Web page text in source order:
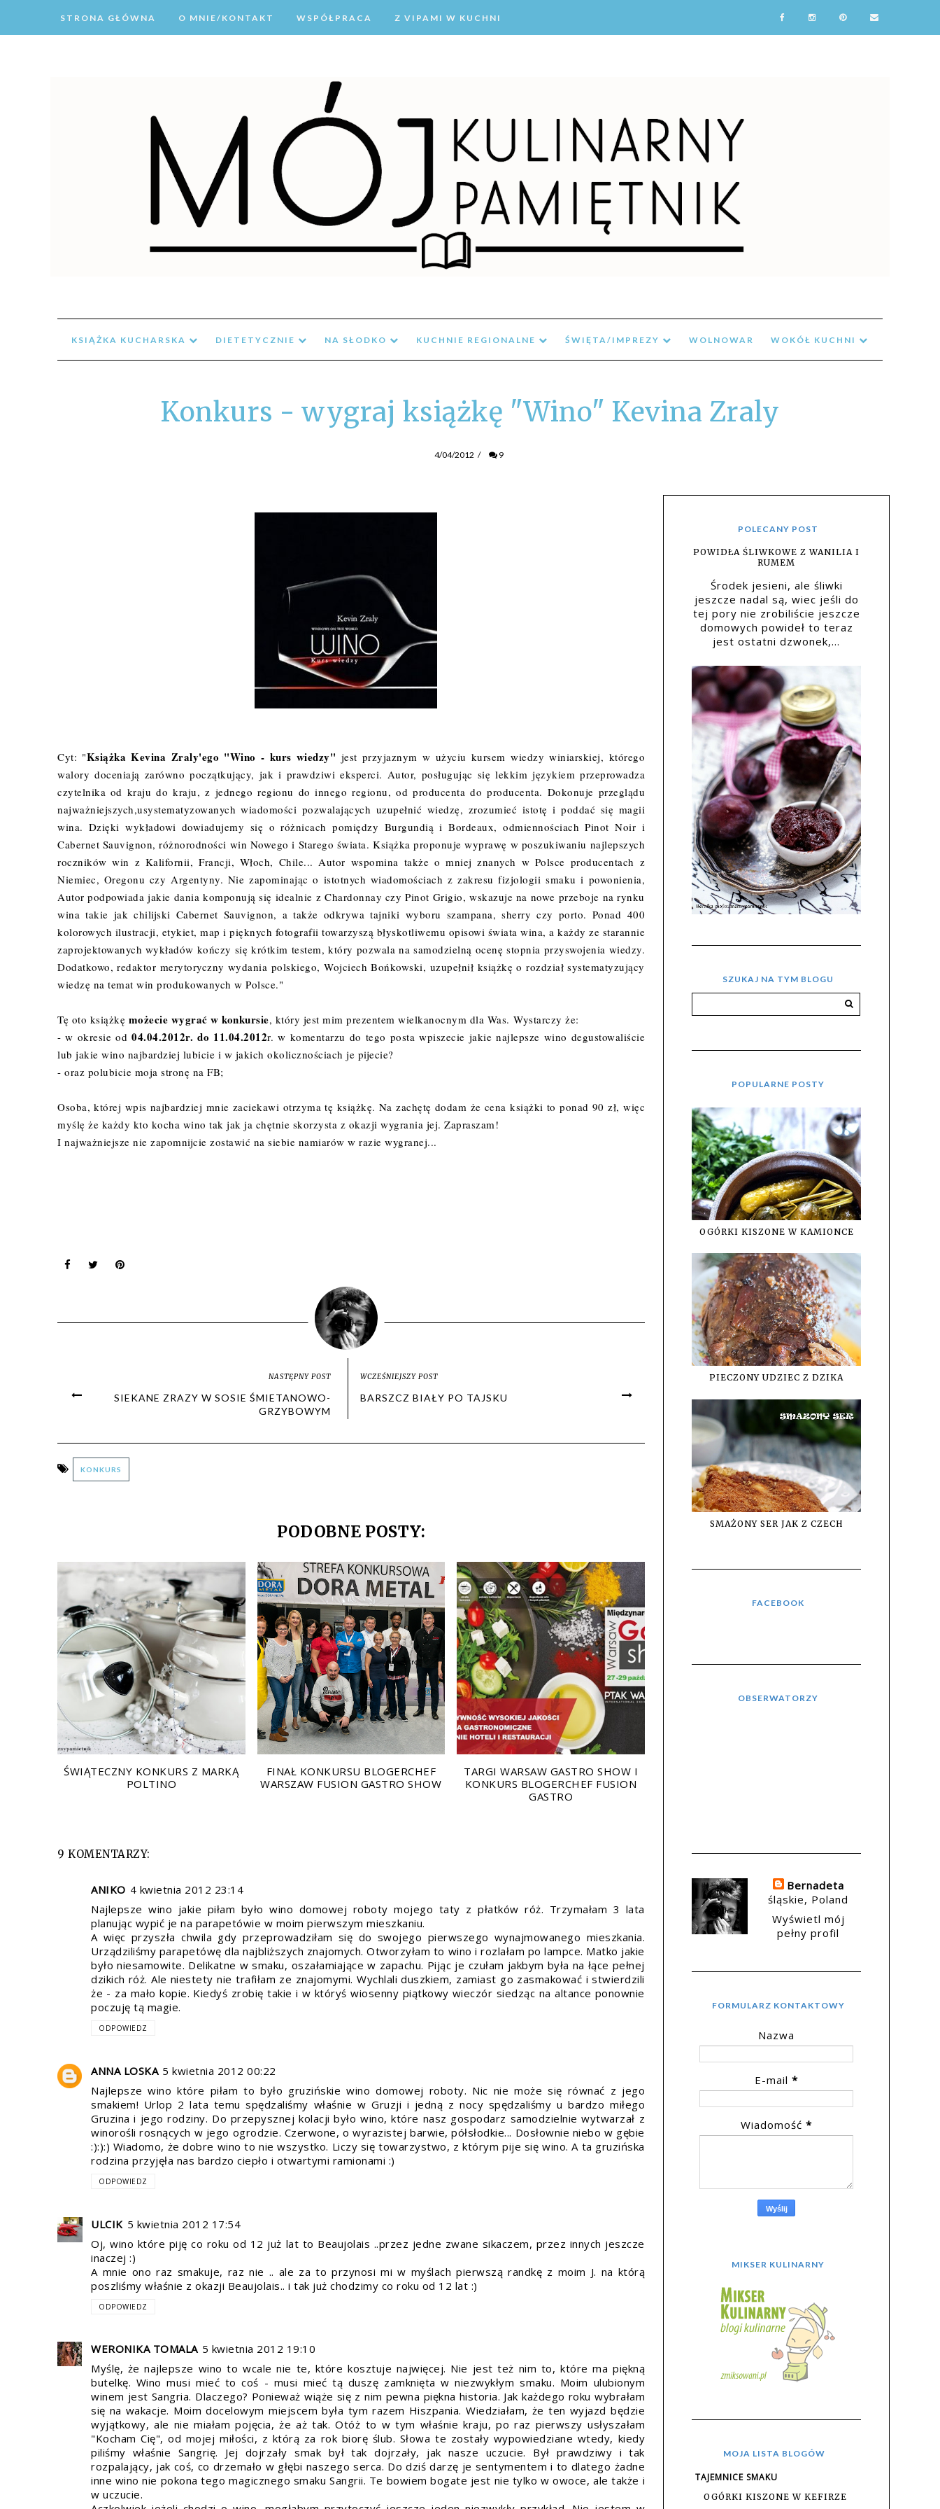
STRONA GŁÓWNA O MNIE/KONTAKT WSPÓŁPRACA Z VIPAMI W KUCHNI
KSIĄŻKA KUCHARSKA DIETETYCZNIE NA SŁODKO KUCHNIE REGIONALNE ŚWIĘTA/IMPREZY WOLNOWAR WOKÓŁ KUCHNI
Konkurs - wygraj książkę "Wino" Kevina Zraly
4/04/2012 / 9
Cyt: "Książka Kevina Zraly'ego "Wino - kurs wiedzy" jest przyjaznym w użyciu kursem wiedzy winiarskiej, którego
walory doceniają zarówno początkujący, jak i prawdziwi eksperci. Autor, posługując się lekkim językiem przeprowadza
czytelnika od kraju do kraju, z jednego regionu do innego regionu, od producenta do producenta. Dokonuje przeglądu
najważniejszych,usystematyzowanych wiadomości pozwalających uzupełnić wiedzę, zrozumieć istotę i poddać się magii
wina. Dzięki wykładowi dowiadujemy się o różnicach pomiędzy Burgundią i Bordeaux, odmiennościach Pinot Noir i
Cabernet Sauvignon, różnorodności win Nowego i Starego świata. Książka proponuje wyprawę w poszukiwaniu najlepszych
roczników win z Kalifornii, Francji, Włoch, Chile... Autor wspomina także o mniej znanych w Polsce producentach z
Niemiec, Oregonu czy Argentyny. Nie zapominając o istotnych wiadomościach z zakresu fizjologii smaku i powonienia,
Autor podpowiada jakie dania komponują się idealnie z Chardonnay czy Pinot Grigio, wskazuje na nowe przeboje na rynku
wina takie jak chilijski Cabernet Sauvignon, a także odkrywa tajniki wyboru szampana, sherry czy porto. Ponad 400
kolorowych ilustracji, etykiet, map i pięknych fotografii towarzyszą błyskotliwemu opisowi świata wina, a każdy ze starannie
zaprojektowanych wykładów kończy się krótkim testem, który pozwala na samodzielną ocenę stopnia przyswojenia wiedzy.
Dodatkowo, redaktor merytoryczny wydania polskiego, Wojciech Bońkowski, uzupełnił książkę o rozdział systematyzujący
wiedzę na temat win produkowanych w Polsce."
Tę oto książkę możecie wygrać w konkursie, który jest mim prezentem wielkanocnym dla Was. Wystarczy że:
- w okresie od04.04.2012r. do 11.04.2012r. w komentarzu do tego posta wpiszecie jakie najlepsze wino degustowaliście
lub jakie wino najbardziej lubicie i w jakich okolicznościach je pijecie?
- oraz polubicie moja stronę na FB;
Osoba, której wpis najbardziej mnie zaciekawi otrzyma tę książkę. Na zachętę dodam że cena książki to ponad 90 zł, więc
myślę że każdy kto kocha wino tak jak ja chętnie skorzysta z okazji wygrania jej. Zapraszam!
I najważniejsze nie zapomnijcie zostawić na siebie namiarów w razie wygranej...
NASTĘPNY POST
SIEKANE ZRAZY W SOSIE ŚMIETANOWO-
GRZYBOWYM
WCZEŚNIEJSZY POST
BARSZCZ BIAŁY PO TAJSKU
KONKURS
PODOBNE POSTY:
ŚWIĄTECZNY KONKURS Z MARKĄ
POLTINO
FINAŁ KONKURSU BLOGERCHEF
WARSZAW FUSION GASTRO SHOW
TARGI WARSAW GASTRO SHOW I
KONKURS BLOGERCHEF FUSION
GASTRO
9 KOMENTARZY:
ANIKO 4 kwietnia 2012 23:14
Najlepsze wino jakie piłam było wino domowej roboty mojego taty z płatków róż. Trzymałam 3 lata
planując wypić je na parapetówie w moim pierwszym mieszkaniu.
A więc przyszła chwila gdy przeprowadziłam się do swojego pierwszego wynajmowanego mieszkania.
Urządziliśmy parapetówę dla najbliższych znajomych. Otworzyłam to wino i rozlałam po lampce. Matko jakie
było niesamowite. Delikatne w smaku, oszałamiające w zapachu. Pijąc je czułam jakbym była na łące pełnej
dzikich róż. Ale niestety nie trafiłam ze znajomymi. Wychlali duszkiem, zamiast go zasmakować i stwierdzili
że - za mało kopie. Kiedyś zrobię takie i w któryś wiosenny piątkowy wieczór siedząc na altance ponownie
poczuję tą magie.
ODPOWIEDZ
ANNA LOSKA 5 kwietnia 2012 00:22
Najlepsze wino które piłam to było gruzińskie wino domowej roboty. Nic nie może się równać z jego
smakiem! Urlop 2 lata temu spędzaliśmy właśnie w Gruzji i jedną z nocy spędzaliśmy u bardzo miłego
Gruzina i jego rodziny. Do przepysznej kolacji było wino, które nasz gospodarz samodzielnie wytwarzał z
winorośli rosnących w jego ogrodzie. Czerwone, o wyrazistej barwie, półsłodkie... Dosłownie niebo w gębie
:):):) Wiadomo, że dobre wino to nie wszystko. Liczy się towarzystwo, z którym pije się wino. A ta gruzińska
rodzina przyjęła nas bardzo ciepło i otwartymi ramionami :)
ODPOWIEDZ
ULCIK 5 kwietnia 2012 17:54
Oj, wino które piję co roku od 12 już lat to Beaujolais ..przez jedne zwane sikaczem, przez innych jeszcze
inaczej :)
A mnie ono raz smakuje, raz nie .. ale za to przynosi mi w myślach pierwszą randkę z moim J. na którą
poszliśmy właśnie z okazji Beaujolais.. i tak już chodzimy co roku od 12 lat :)
ODPOWIEDZ
WERONIKA TOMALA 5 kwietnia 2012 19:10
Myślę, że najlepsze wino to wcale nie te, które kosztuje najwięcej. Nie jest też nim to, które ma piękną
butelkę. Wino musi mieć to coś - musi mieć tą duszę zamknięta w niezwykłym smaku. Moim ulubionym
winem jest Sangria. Dlaczego? Ponieważ wiąże się z nim pewna piękna historia. Jak każdego roku wybrałam
się na wakacje. Moim docelowym miejscem była tym razem Hiszpania. Wiedziałam, że ten wyjazd będzie
wyjątkowy, ale nie miałam pojęcia, że aż tak. Otóż to w tym właśnie kraju, po raz pierwszy usłyszałam
"Kocham Cię", od mojej miłości, z którą za rok biorę ślub. Słowa te zostały wypowiedziane wtedy, kiedy
piliśmy właśnie Sangrię. Jej dojrzały smak był tak dojrzały, jak nasze uczucie. Był prawdziwy i tak
rozpalający, jak coś, co drzemało w głębi naszego serca. Do dziś darzę je sentymentem i to dlatego żadne
inne wino nie pokona tego magicznego smaku Sangrii. Te bowiem bogate jest nie tylko w owoce, ale także i
w uczucie.
POLECANY POST
POWIDŁA ŚLIWKOWE Z WANILIA I
RUMEM
Środek jesieni, ale śliwki
jeszcze nadal są, wiec jeśli do
tej pory nie zrobiliście jeszcze
domowych powideł to teraz
jest ostatni dzwonek,...
SZUKAJ NA TYM BLOGU
POPULARNE POSTY
OGÓRKI KISZONE W KAMIONCE
PIECZONY UDZIEC Z DZIKA
SMAŻONY SER JAK Z CZECH
FACEBOOK
OBSERWATORZY
Bernadeta
śląskie, Poland
Wyświetl mój
pełny profil
FORMULARZ KONTAKTOWY
Nazwa
E-mail *
Wiadomość *
MIKSER KULINARNY
MOJA LISTA BLOGÓW
TAJEMNICE SMAKU
OGÓRKI KISZONE W KEFIRZE